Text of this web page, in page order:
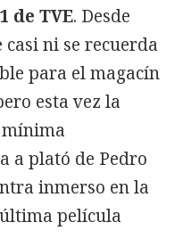
de TVE. Desde
ni se recuerda
para el magacín
esta vez la
a plató de Pedro
inmerso en la
película